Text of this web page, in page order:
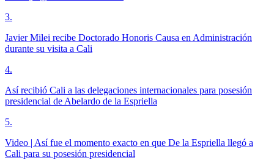
3.
Javier Milei recibe Doctorado Honoris Causa en Administración
durante su visita a Cali
4.
Así recibió Cali a las delegaciones internacionales para posesión
presidencial de Abelardo de la Espriella
5.
Video | Así fue el momento exacto en que De la Espriella llegó a
Cali para su posesión presidencial